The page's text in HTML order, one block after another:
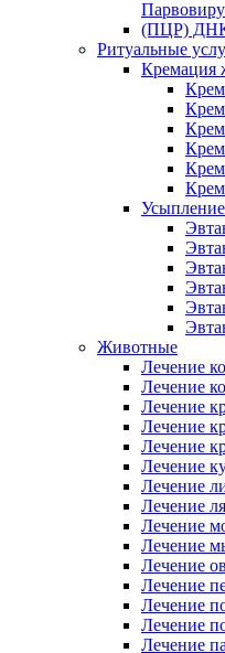
(ПЦР) ДНК
Ритуальные
Кремация
Животные
Лечение
Лечение
Лечение
Лечение
Лечение
Лечение
Лечение
Лечение
Лечение
Лечение
Лечение
Лечение
Лечение
Лечение
Лечение